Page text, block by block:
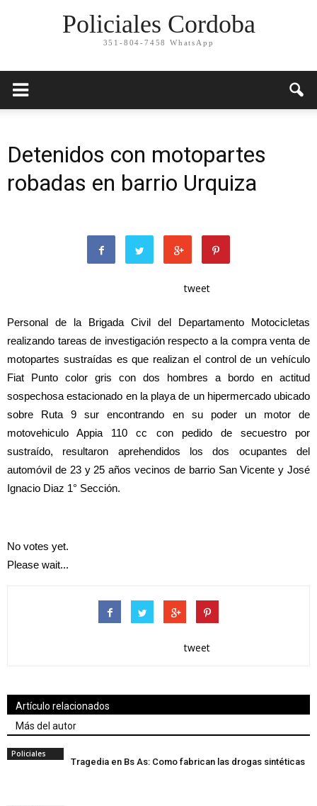
Policiales Cordoba
351-804-7458 WhatsApp
Detenidos con motopartes
robadas en barrio Urquiza
tweet
Personal de la Brigada Civil del Departamento Motocicletas
realizando tareas de investigación respecto a la compra venta de
motopartes sustraídas es que realizan el control de un vehículo
Fiat Punto color gris con dos hombres a bordo en actitud
sospechosa estacionado en la playa de un hipermercado ubicado
sobre Ruta 9 sur encontrando en su poder un motor de
motovehiculo Appia 110 cc con pedido de secuestro por
sustraído, resultaron aprehendidos los dos ocupantes del
automóvil de 23 y 25 años vecinos de barrio San Vicente y José
Ignacio Diaz 1° Sección.
No votes yet.
Please wait...
tweet
Artículo relacionados
Más del autor
Policiales
Tragedia en Bs As: Como fabrican las drogas sintéticas